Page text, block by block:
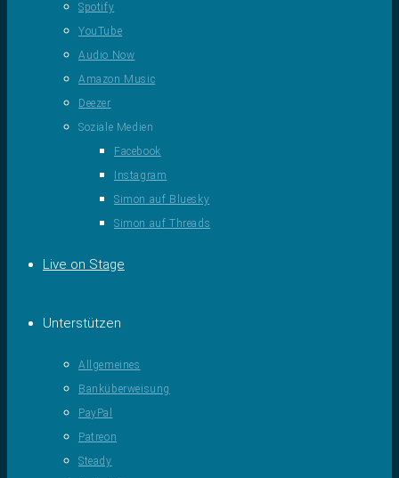
Spotify
YouTube
Audio Now
Amazon Music
Deezer
Soziale Medien
Facebook
Instagram
Simon auf Bluesky
Simon auf Threads
Live on Stage
Unterstützen
Allgemeines
Banküberweisung
PayPal
Patreon
Steady